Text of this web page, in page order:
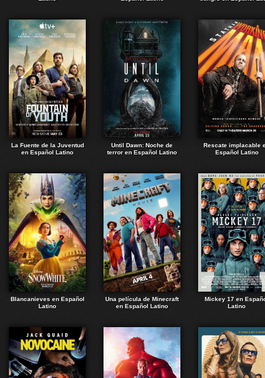
La Fuente de la Juventud
en Español Latino
Until Dawn: Noche de
terror en Español Latino
Rescate implacable
Español Latino
Blancanieves en Español
Latino
Una película de Minecraft
en Español Latino
Mickey 17 en
Latino